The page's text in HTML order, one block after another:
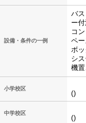
設備・条件の一例
バ
ー
コ
ペ
ボ
シ
機
小学校区
()
中学校区
()